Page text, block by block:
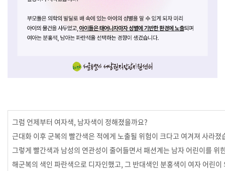
그럼 언제부터 여자색, 남자색이 정해졌을까요?
근대화 이후 군복의 빨간색은 적에게 노출될 위험이 크다고 여겨져 사라졌
그렇게 빨간색과 남성의 연관성이 줄어들면서 패션계는 남자 어린이를 위
해군복의 색인 파란색으로 디자인했고, 그 반대색인 분홍색이 여자 어린